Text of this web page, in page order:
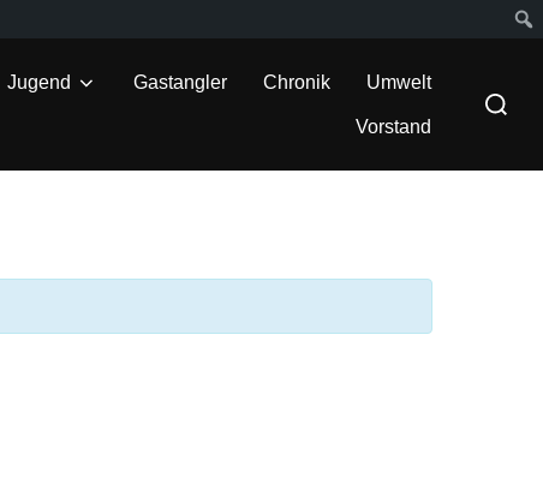
Jugend Gastangler Chronik Umwelt
Vorstand
Suchen